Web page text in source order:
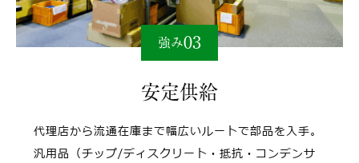
強み03
安定供給
代理店から流通在庫まで幅広いルートで部品を⼊⼿。
汎⽤品（チップ/ディスクリート・抵抗・コンデンサ